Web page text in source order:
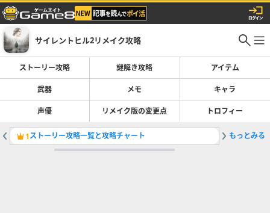
サイレントヒル2リメイク攻略
ストーリー攻略 謎解き攻略 アイテム
武器 メモ キャラ
声優 リメイク版の変更点 トロフィー
1ストーリー攻略一覧と攻略チャート 2ジャッ
もっとみる